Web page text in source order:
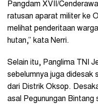
Pangdam XVII/
ratusan aparat militer ke
melihat penderitaan
hutan,” kata Nerri.
Selain itu, Panglima TNI
sebelumnya juga didesak
dari Distrik Oksop.
asal Pegunungan Bintang